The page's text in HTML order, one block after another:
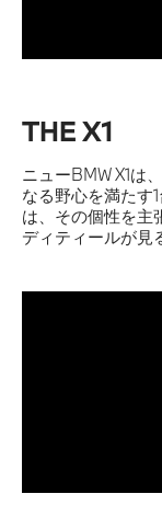
THE X1
ニューBMW X1は
なる野心を満たす
は、その個性を主
ディティールが見